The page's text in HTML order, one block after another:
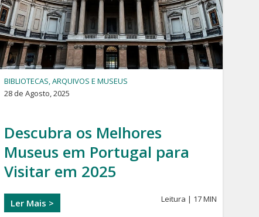
BIBLIOTECAS, ARQUIVOS E MUSEUS
28 de Agosto, 2025
Descubra os Melhores
Museus em Portugal para
Visitar em 2025
Ler Mais > Leitura | 17 MIN